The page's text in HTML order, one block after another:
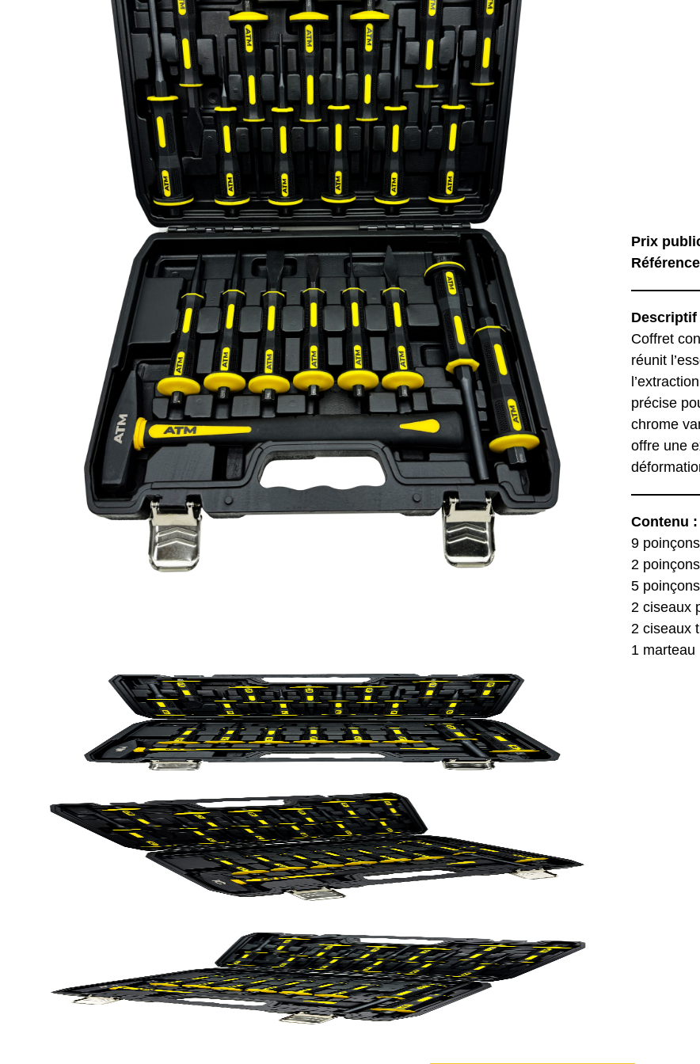
Prix
Descriptif
Coffret
réunit
précise
chrome
offre une
Contenu :
9
2
5
2 ciseaux
2 ciseaux
1 marteau